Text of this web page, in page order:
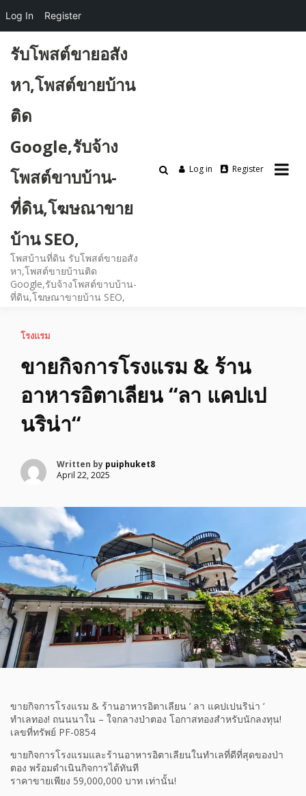
content
รับโพสต์ขายอสัง
หา,โพสต์ขายบ้าน
ติด
Google,รับจ้าง
โพสต์ขาบบ้าน-
ที่ดิน,โฆษณาขาย
บ้าน SEO,
โพสบ้านที่ดิน รับโพสต์ขายอสัง
หา,โพสต์ขายบ้านติด
Google,รับจ้างโพสต์ขาบบ้าน-
ที่ดิน,โฆษณาขายบ้าน SEO,
Log in Register
โรงแรม
ขายกิจการโรงแรม & ร้าน
อาหารอิตาเลียน “ลา แคปเป
นริน่า“
Written by puiphuket8
April 22, 2025
ขายกิจการโรงแรม & ร้านอาหารอิตาเลียน ‘ ลา แคปเปนริน่า ‘
ทำเลทอง! ถนนนาใน – ใจกลางป่าตอง โอกาสทองสำหรับนักลงทุน!
เลขที่ทรัพย์ PF-0854
ขายกิจการโรงแรมและร้านอาหารอิตาเลียนในทำเลที่ดีที่สุดของป่า
ตอง พร้อมดำเนินกิจการได้ทันที
ราคาขายเพียง 59,000,000 บาท เท่านั้น!
Log In Register